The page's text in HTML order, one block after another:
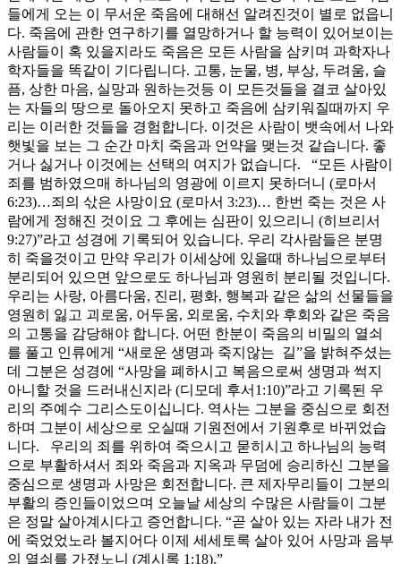
들에게 오는 이 무서운 죽음에 대해선 알려진것이 별로 없읍니
다. 죽음에 관한 연구하기를 열망하거나 할 능력이 있어보이는
사람들이 혹 있을지라도 죽음은 모든 사람을 삼키며 과학자나
학자들을 똑같이 기다립니다. 고통, 눈물, 병, 부상, 두려움, 슬
픔, 상한 마음, 실망과 원하는것등 이 모든것들을 결코 살아있
는 자들의 땅으로 돌아오지 못하고 죽음에 삼키워질때까지 우
리는 이러한 것들을 경험합니다. 이것은 사람이 뱃속에서 나와
햇빛을 보는 그 순간 마치 죽음과 언약을 맺는것 같습니다. 좋
거나 싫거나 이것에는 선택의 여지가 없습니다. “모든 사람이
죄를 범하였으매 하나님의 영광에 이르지 못하더니 (로마서
6:23)…죄의 삯은 사망이요 (로마서 3:23)… 한번 죽는 것은 사
람에게 정해진 것이요 그 후에는 심판이 있으리니 (히브리서
9:27)”라고 성경에 기록되어 있습니다. 우리 각사람들은 분명
히 죽을것이고 만약 우리가 이세상에 있을때 하나님으로부터
분리되어 있으면 앞으로도 하나님과 영원히 분리될 것입니다.
우리는 사랑, 아름다움, 진리, 평화, 행복과 같은 삶의 선물들을
영원히 잃고 괴로움, 어두움, 외로움, 수치와 후회와 같은 죽음
의 고통을 감당해야 합니다. 어떤 한분이 죽음의 비밀의 열쇠
를 풀고 인류에게 “새로운 생명과 죽지않는 길”을 밝혀주셨는
데 그분은 성경에 “사망을 폐하시고 복음으로써 생명과 썩지
아니할 것을 드러내신지라 (디모데 후서1:10)”라고 기록된 우
리의 주예수 그리스도이십니다. 역사는 그분을 중심으로 회전
하며 그분이 세상으로 오실때 기원전에서 기원후로 바뀌었습
니다. 우리의 죄를 위하여 죽으시고 묻히시고 하나님의 능력
으로 부활하셔서 죄와 죽음과 지옥과 무덤에 승리하신 그분을
중심으로 생명과 사망은 회전합니다. 큰 제자무리들이 그분의
부활의 증인들이었으며 오늘날 세상의 수많은 사람들이 그분
은 정말 살아계시다고 증언합니다. “곧 살아 있는 자라 내가 전
에 죽었었노라 볼지어다 이제 세세토록 살아 있어 사망과 음부
의 열쇠를 가졌노니 (계시록 1:18).”